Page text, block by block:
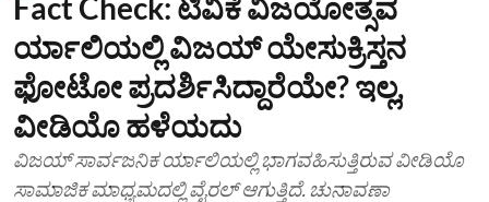
Fact Check: ಟಿವಿಕೆ ವಿಜಯೋತ್ಸವ
ರ್ಯಾಲಿಯಲ್ಲಿ ವಿಜಯ್ ಯೇಸುಕ್ರಿಸ್ತನ
ಫೋಟೋ ಪ್ರದರ್ಶಿಸಿದ್ದಾರೆಯೇ? ಇಲ್ಲ,
ವೀಡಿಯೊ ಹಳೆಯದು
ವಿಜಯ್ ಸಾರ್ವಜನಿಕ ರ್ಯಾಲಿಯಲ್ಲಿ ಭಾಗವಹಿಸುತ್ತಿರುವ ವೀಡಿಯೊ
ಸಾಮಾಜಿಕ ಮಾಧ್ಯಮದಲ್ಲಿ ವೈರಲ್ ಆಗುತ್ತಿದೆ. ಚುನಾವಣಾ